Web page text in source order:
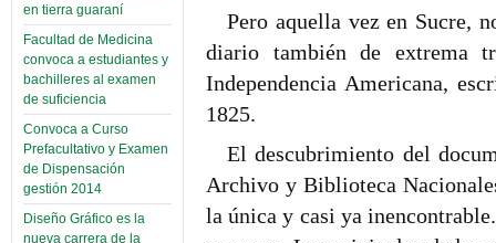
en tierra guaraní
Facultad de Medicina
convoca a estudiantes y
bachilleres al examen
de suficiencia
Convoca a Curso
Prefacultativo y Examen
de Dispensación
gestión 2014
Diseño Gráfico es la
nueva carrera de la
Pero aquella vez en Sucre,
diario también de extrema
Independencia Americana,
1825.
El descubrimiento del
Archivo y Biblioteca
la única y casi ya